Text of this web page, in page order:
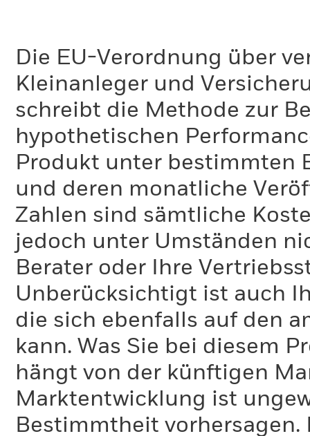
Die EU-Verordnung über
Kleinanleger und
schreibt die Methode zur
hypothetischen
Produkt unter bestimmten
und deren monatliche
Zahlen sind sämtliche
jedoch unter Umständen
Berater oder Ihre
Unberücksichtigt ist auch
die sich ebenfalls auf den
kann. Was Sie bei diesem
hängt von der künftigen
Marktentwicklung ist
Bestimmtheit